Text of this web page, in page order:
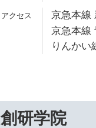
京急本線
京急本線
りんかい
創研学院